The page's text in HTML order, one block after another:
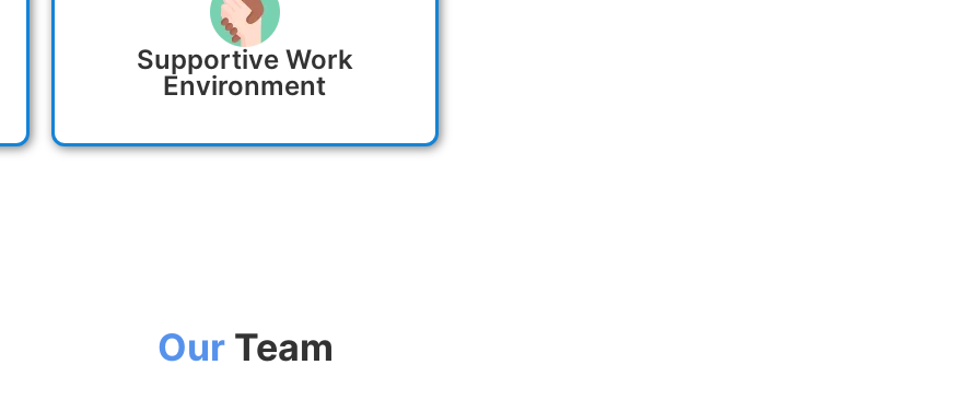
Supportive Work
Environment
OurTeam